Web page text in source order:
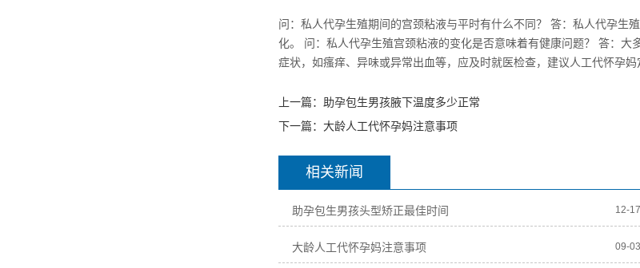
问：私人代孕生殖期间的宫颈粘液与平时有什么不同？ 答：私人代孕生
化。 问：私人代孕生殖宫颈粘液的变化是否意味着有健康问题？ 答：
症状，如瘙痒、异味或异常出血等，应及时就医检查，建议人工代怀孕妈
上一篇：
助孕包生男孩腋下温度多少正常
下一篇： 大龄人工代怀孕妈注意事项
相关新闻
助孕包生男孩头型矫正最佳时间 12-17
大龄人工代怀孕妈注意事项 09-03